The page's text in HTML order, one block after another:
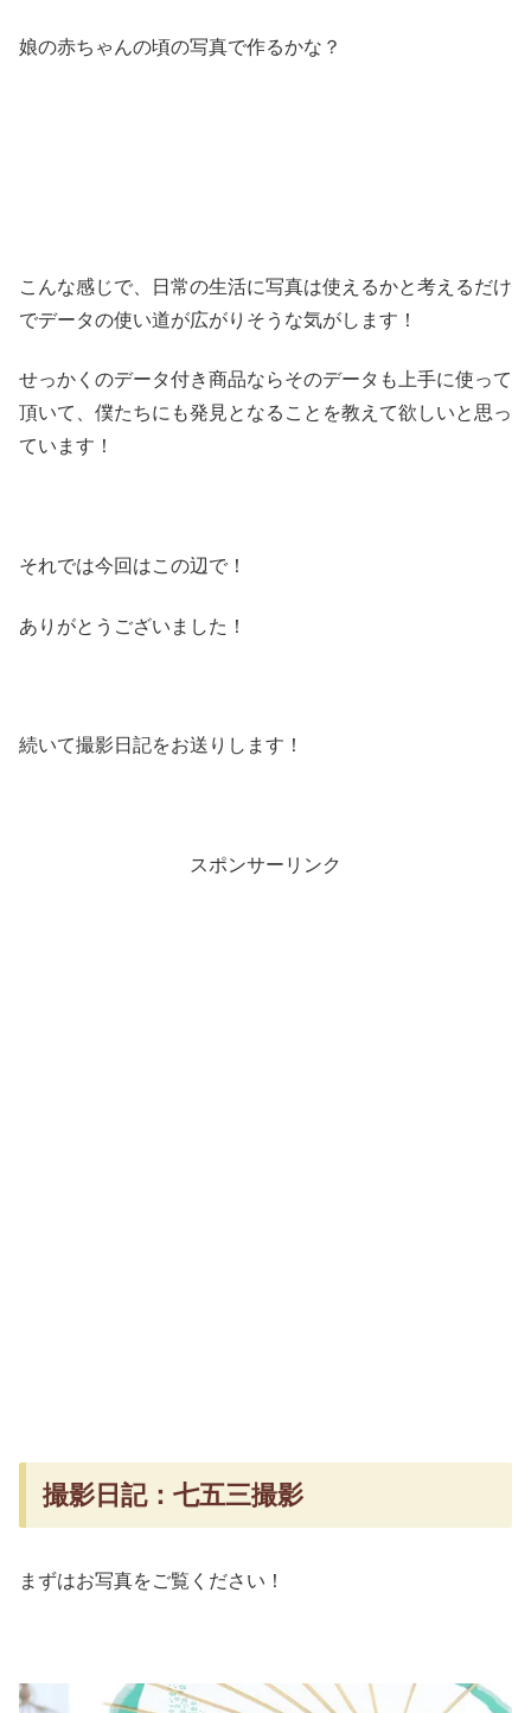
娘の赤ちゃんの頃の写真で作るかな？
こんな感じで、日常の生活に写真は使えるかと考えるだけ
でデータの使い道が広がりそうな気がします！
せっかくのデータ付き商品ならそのデータも上手に使って
頂いて、僕たちにも発見となることを教えて欲しいと思っ
ています！
それでは今回はこの辺で！
ありがとうございました！
続いて撮影日記をお送りします！
スポンサーリンク
撮影日記：七五三撮影
まずはお写真をご覧ください！